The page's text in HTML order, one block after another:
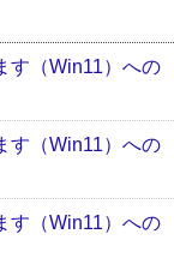
す（Win11）への
す（Win11）への
す（Win11）への